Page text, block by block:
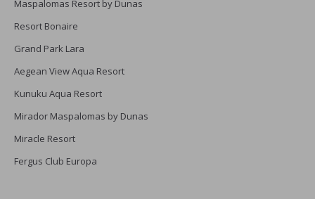
Maspalomas Resort by Dunas
Resort Bonaire
Grand Park Lara
Aegean View Aqua Resort
Kunuku Aqua Resort
Mirador Maspalomas by Dunas
Miracle Resort
Fergus Club Europa